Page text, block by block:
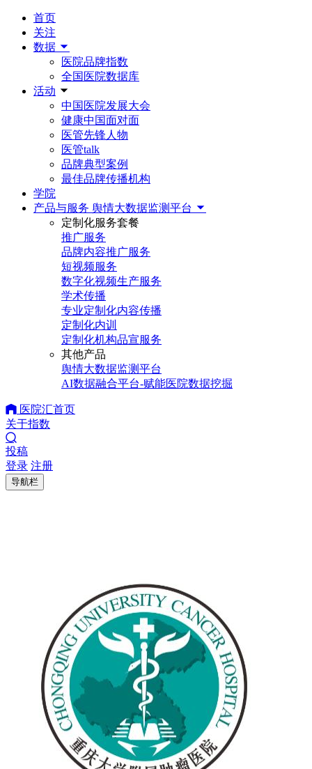
首页
关注
数据
医院品牌指数
全国医院数据库
活动
中国医院发展大会
健康中国面对面
医管先锋人物
医管talk
品牌典型案例
最佳品牌传播机构
学院
产品与服务 舆情大数据监测平台
定制化服务套餐
推广服务
品牌内容推广服务
短视频服务
数字化视频生产服务
学术传播
专业定制化内容传播
定制化内训
定制化机构品宣服务
其他产品
舆情大数据监测平台
AI数据融合平台-赋能医院数据挖掘
医院汇首页
关于指数
投稿
登录 注册
导航栏